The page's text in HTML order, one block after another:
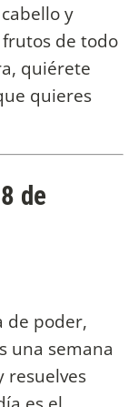
y
de todo
quiérete
quieres
de
de poder,
una semana
resuelves